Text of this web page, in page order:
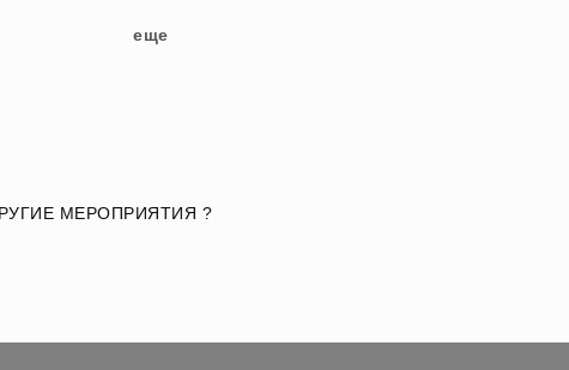
еще
МЕРОПРИЯТИЯ ?